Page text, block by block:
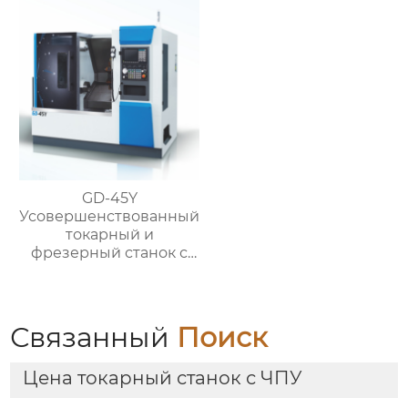
GD-45Y
Усовершенствованный
токарный и
фрезерный станок с
Связанный Поиск
Цена токарный станок с ЧПУ